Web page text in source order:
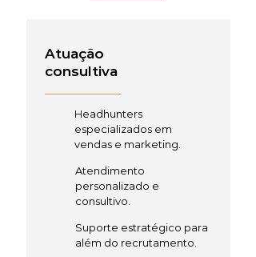
Atuação
consultiva
Headhunters
especializados em
vendas e marketing.
Atendimento
personalizado e
consultivo.
Suporte estratégico para
além do recrutamento.